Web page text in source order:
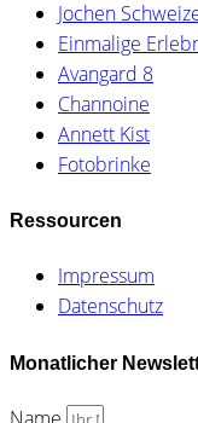
Jochen
Einmalige
Avangard 8
Channoine
Annett Kist
Fotobrinke
Ressourcen
Impressum
Datenschutz
Monatlicher